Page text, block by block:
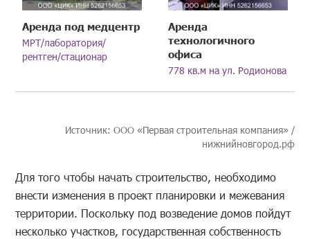
Аренда под медцентр
МРТ/лаборатория/
рентген/стационар
Аренда
технологичного
офиса
778 кв.м на ул. Родионова
Источник: ООО «Первая строительная компания» /
нижнийновгород.рф
Для того чтобы начать строительство, необходимо
внести изменения в проект планировки и межевания
территории. Поскольку под возведение домов пойдут
несколько участков, государственная собственность